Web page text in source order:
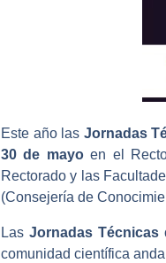
Este año las Jornadas
30 de mayoen el
Rectorado y las
(Consejería de
Las Jornadas Técnicas
comunidad científica